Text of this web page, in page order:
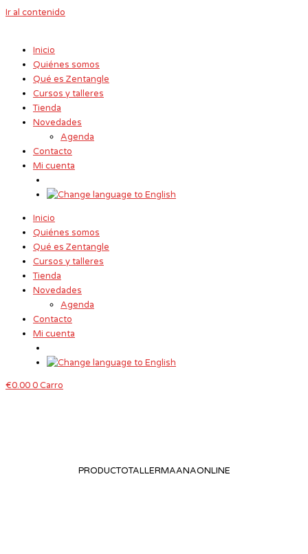
Ir al contenido
Inicio
Quiénes somos
Qué es Zentangle
Cursos y talleres
Tienda
Novedades
Agenda
Contacto
Mi cuenta
Inicio
Quiénes somos
Qué es Zentangle
Cursos y talleres
Tienda
Novedades
Agenda
Contacto
Mi cuenta
€0.000Carro
PRODUCTOTALLERMAANAONLINE